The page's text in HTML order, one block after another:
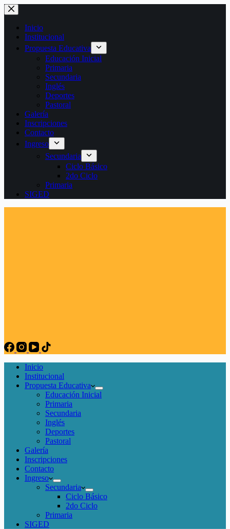
Saltar
al
contenido
Inicio
Institucional
Propuesta Educativa
Educación Inicial
Primaria
Secundaria
Inglés
Deportes
Pastoral
Galería
Inscripciones
Contacto
Ingreso
Secundaria
Ciclo Básico
2do Ciclo
Primaria
SIGED
Inicio
Institucional
Propuesta Educativa
Educación Inicial
Primaria
Secundaria
Inglés
Deportes
Pastoral
Galería
Inscripciones
Contacto
Ingreso
Secundaria
Ciclo Básico
2do Ciclo
Primaria
SIGED